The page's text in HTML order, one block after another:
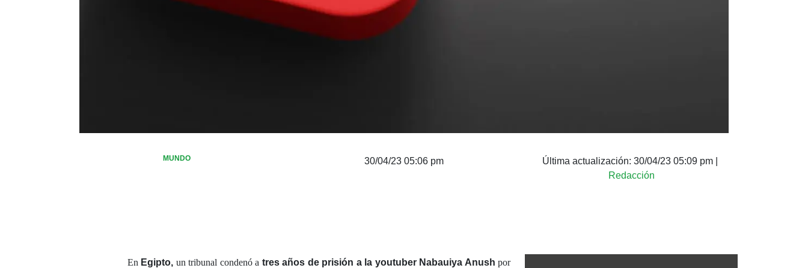
MUNDO 30/04/23 05:06 pm Última actualización: 30/04/23 05:09 pm
Redacción
En Egipto, un tribunal condenó a tres años de prisión a la youtuber Nabauiya Anush por